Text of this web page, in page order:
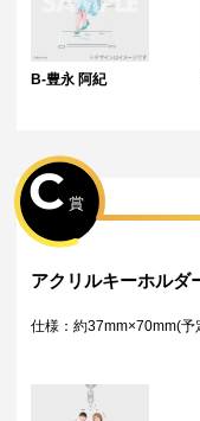
・2回目以降は自動的に
B-豊永 阿紀
C 賞
アクリルキーホルダ
仕様：約37mm×70mm(予